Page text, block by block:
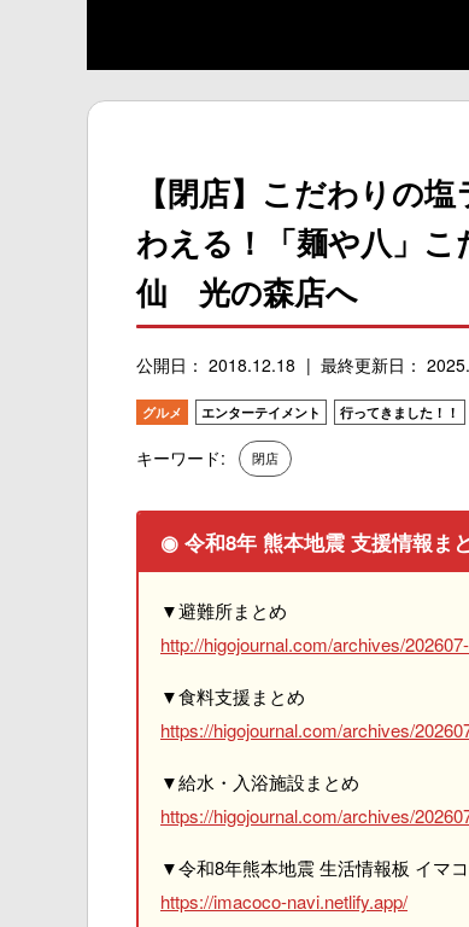
【閉店】こだわりの
わえる！「麺や八」
仙 光の森店へ
公開日： 2018.12.18 最終更新日：
グルメ エンターテイメント 行ってきました！！
キーワード: 閉店
◉ 令和8年 熊本地震 支援情報ま
▼避難所まとめ
http://higojournal.com/archives/
▼食料支援まとめ
https://higojournal.com/archives/
▼給水・入浴施設まとめ
https://higojournal.com/archives/
▼令和8年熊本地震 生活情報板 イマ
https://imacoco-navi.netlify.app/